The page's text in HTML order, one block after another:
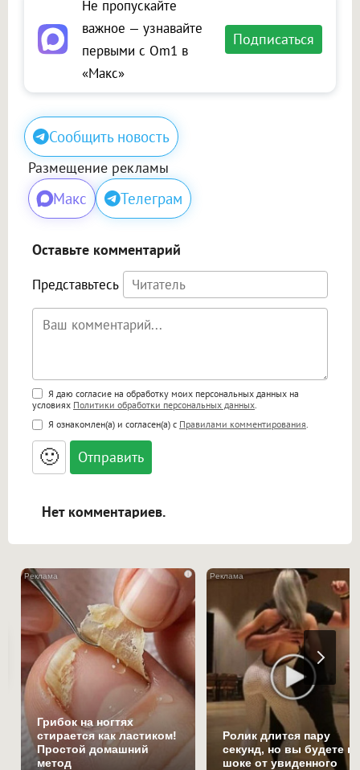
Не пропускайте
важное — узнавайте
первыми с Om1 в
«Макс»
Подписаться
Сообщить новость
Размещение рекламы
Макс Телеграм
Оставьте комментарий
Представьтесь
Поддержка HTML
<b>, <strong>, <u>, <i>, <em>, <s>, <big>,
<small>, <sup>, <sub>, <pre>, <ul>, <ol>, <li>,
<blockquote>, <code> экранирует HTML,
адреса URL автоматически становятся
ссылками, и [img]адрес[/img] будет
Я даю согласие на обработку моих персональных данных на
условиях Политики обработки персональных данных.
Я ознакомлен(а) и согласен(а) с Правилами комментирования.
🙂
Нет комментариев.
i
Грибок на ногтях
стирается как ластиком!
Простой домашний
метод
Ролик длится пару
секунд, но вы будете в
шоке от увиденного